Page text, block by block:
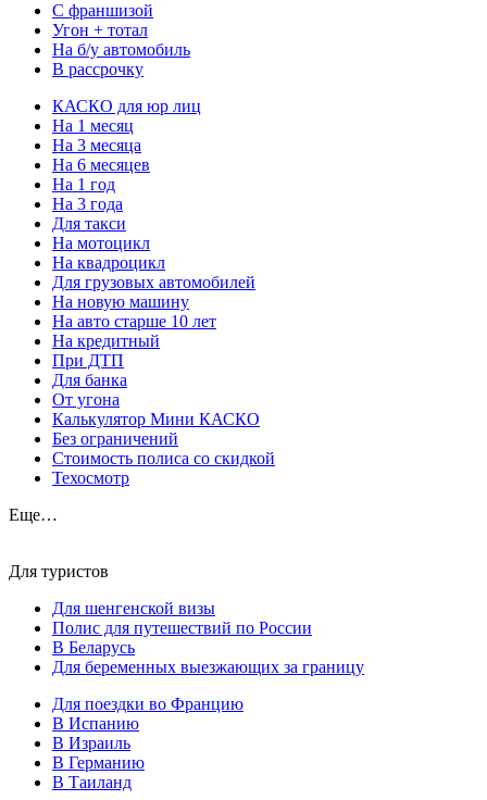
С франшизой
Угон + тотал
На б/у автомобиль
В рассрочку
КАСКО для юр лиц
На 1 месяц
На 3 месяца
На 6 месяцев
На 1 год
На 3 года
Для такси
На мотоцикл
На квадроцикл
Для грузовых автомобилей
На новую машину
На авто старше 10 лет
На кредитный
При ДТП
Для банка
От угона
Калькулятор Мини КАСКО
Без ограничений
Стоимость полиса со скидкой
Техосмотр
Еще…
Для туристов
Для шенгенской визы
Полис для путешествий по России
В Беларусь
Для беременных выезжающих за границу
Для поездки во Францию
В Испанию
В Израиль
В Германию
В Таиланд